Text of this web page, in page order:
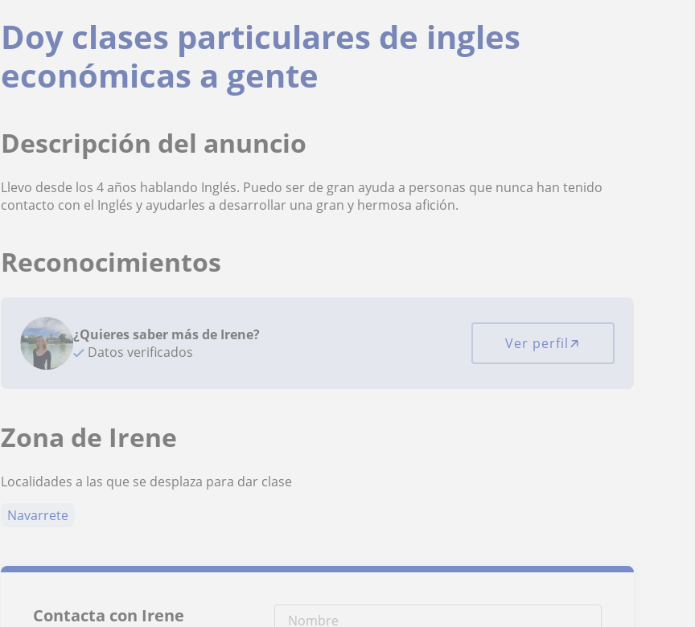
Doy clases particulares de ingles
económicas a gente
Descripción del anuncio
Llevo desde los 4 años hablando Inglés. Puedo ser de gran ayuda a personas que nunca han tenido
contacto con el Inglés y ayudarles a desarrollar una gran y hermosa afición.
Reconocimientos
¿Quieres saber más de Irene?
Datos verificados
Ver perfil
Zona de Irene
Localidades a las que se desplaza para dar clase
Navarrete
Contacta con Irene